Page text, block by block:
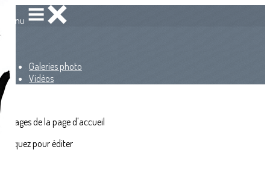
Menu
Galeries photo
Vidéos
Images de la page d'accueil
Cliquez pour éditer